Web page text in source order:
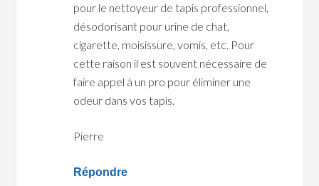
pour le nettoyeur de tapis professionnel,
désodorisant pour urine de chat,
cigarette, moisissure, vomis, etc. Pour
cette raison il est souvent nécessaire de
faire appel à un pro pour éliminer une
odeur dans vos tapis.
Pierre
Répondre